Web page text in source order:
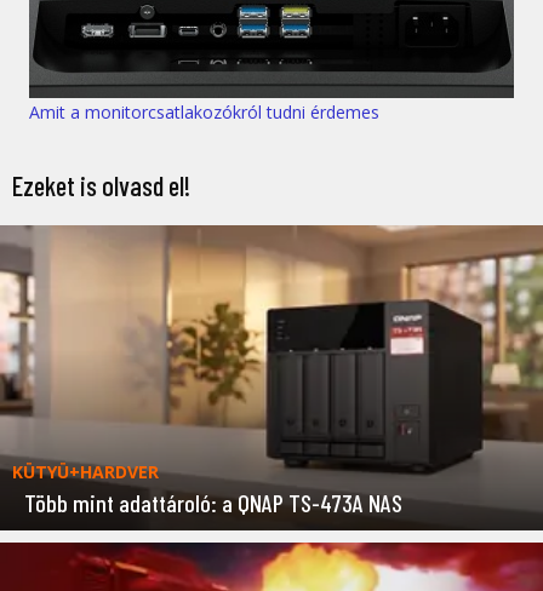
Amit a monitorcsatlakozókról tudni érdemes
Ezeket is olvasd el!
KÜTYÜ+HARDVER
Több mint adattároló: a QNAP TS-473A NAS